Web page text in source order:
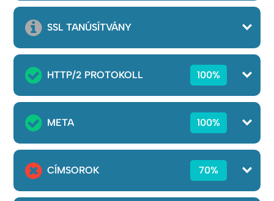
SSL TANÚSÍTVÁNY
HTTP/2 PROTOKOLL 100%
META 100%
CÍMSOROK 70%